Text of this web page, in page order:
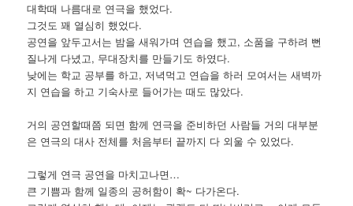
대학때 나름대로 연극을 했었다.
그것도 꽤 열심히 했었다.
공연을 앞두고서는 밤을 새워가며 연습을 했고, 소품을 구하려 뻔
질나게 다녔고, 무대장치를 만들기도 하였다.
낮에는 학교 공부를 하고, 저녁먹고 연습을 하러 모여서는 새벽까
지 연습을 하고 기숙사로 들어가는 때도 많았다.
거의 공연할때쯤 되면 함께 연극을 준비하던 사람들 거의 대부분
은 연극의 대사 전체를 처음부터 끝까지 다 외울 수 있었다.
그렇게 연극 공연을 마치고나면…
큰 기쁨과 함께 일종의 공허함이 확~ 다가온다.